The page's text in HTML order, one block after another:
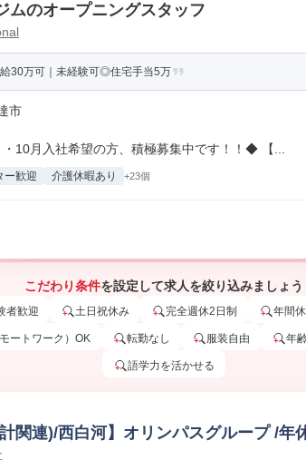
ムのオープニングスタッフ
30万可｜未経験可◎住宅手当5万
市
10月入社希望の方、積極募集中です！！◆ 【...
ー歓迎 介護休暇あり +23個
こだわり条件を設定して求人を絞り込みましょう
者歓迎 土日祝休み 完全週休2日制 年間
ートワーク）OK 転勤なし 服装自由 年
語学力を活かせる
計関連)/西白河】オリンパスグループ /年